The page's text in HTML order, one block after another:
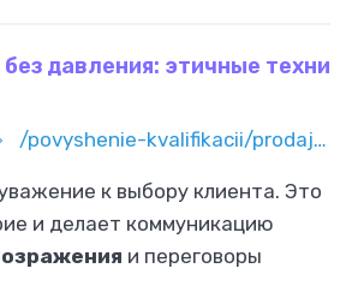
давления: этичные техни
/povyshenie-kvalifikacii/prodaji/kak-prodavat-bez-davleniya-etichnye-tehniki-ubejdeniya
к выбору клиента. Это
и делает коммуникацию
и переговоры
— часть нормального